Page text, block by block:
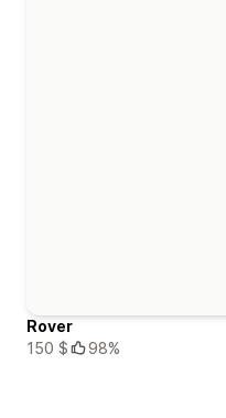
Rover
150 $
98%